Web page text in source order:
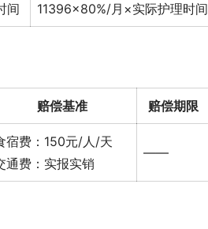
间 11396×80%/月×实际护理时间
赔偿基准 赔偿期限
宿费：150元/人/天
通费：实报实销
——